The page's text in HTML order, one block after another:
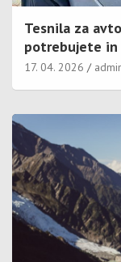
Tesnila za
potrebujete in
17. 04. 2026